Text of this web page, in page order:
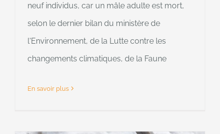
neuf individus, car un mâle adulte est mort,
selon le dernier bilan du ministère de
l'Environnement, de la Lutte contre les
changements climatiques, de la Faune
En savoir plus